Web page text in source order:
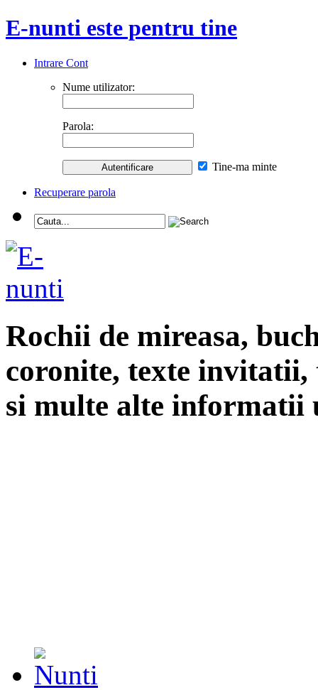
E-nunti este pentru tine
Intrare Cont
Nume utilizator:
Parola:
Tine-ma minte
Recuperare parola
Rochii de mireasa,
coronite, texte
si multe alte informatii